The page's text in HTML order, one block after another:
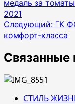
по
записям
медаль за
2021
Следующий: ГК
комфорт-класса
Связанные
СТИЛЬ